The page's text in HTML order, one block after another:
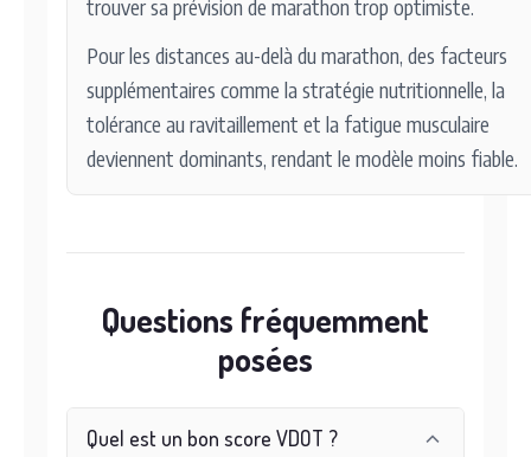
trouver sa prévision de marathon trop optimiste.
Pour les distances au-delà du marathon, des facteurs
supplémentaires comme la stratégie nutritionnelle, la
tolérance au ravitaillement et la fatigue musculaire
deviennent dominants, rendant le modèle moins fiable.
Questions fréquemment
posées
Quel est un bon score VDOT ?